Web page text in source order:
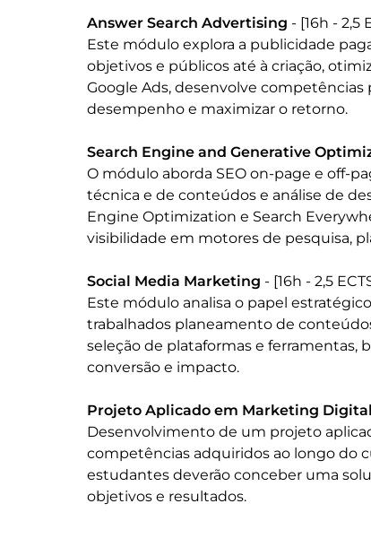
Answer Search Advertising - [16h - 2,5
Este módulo explora a publicidade
objetivos e públicos até à criação,
Google Ads, desenvolve
desempenho e maximizar o retorno.
Search Engine and Generative
O módulo aborda SEO on-page e off-
técnica e de conteúdos e análise de
Engine Optimization e Search
visibilidade em motores de pesquisa,
Social Media Marketing - [16h - 2,5
Este módulo analisa o papel
trabalhados planeamento de
seleção de plataformas e ferramentas,
conversão e impacto.
Projeto Aplicado em Marketing Digital
Desenvolvimento de um projeto
competências adquiridos ao longo do
estudantes deverão conceber uma
objetivos e resultados.